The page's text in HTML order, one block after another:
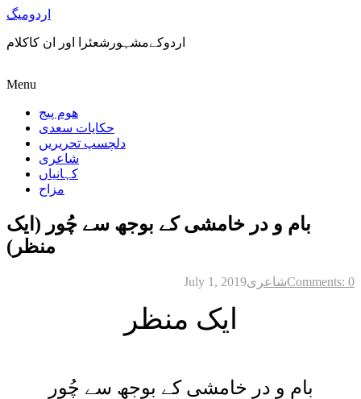
اردومیگ
اردوکےمشہورشعئرا اور ان کاکلام
Menu
ھوم پیج
حکایات سعدی
دلچسپ تحریریں
شاعری
کہانیاں
مزاح
بام و در خامشی کے بوجھ سے چُور (ایک
منظر)
July 1, 2019شاعریComments: 0
ایک منظر
بام و در خامشی کے بوجھ سے چُور